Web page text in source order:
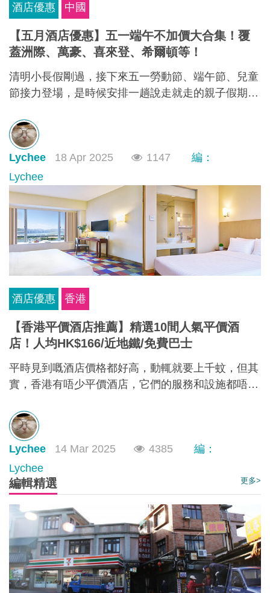
酒店優惠 中國
【五月酒店優惠】五一端午不加價大合集！覆
蓋洲際、萬豪、喜來登、希爾頓等！
清明小長假剛過，接下來五一勞動節、端午節、兒童
節接力登場，是時候安排一趟說走就走的親子假期
人潮，還能搶到「不加價」的高CP值親子酒店組
合，給孩子一份期待，也給自己一個喘口氣的機會。
我們為你蒐集了中國江浙一帶熱門的親子酒店資訊，
雖然部分「不加價」方案尚未全面上架，但只要掌握
好訂房時機，仍有機會撿到超值好康！
Lychee 18 Apr 2025 1147
編：
Lychee
酒店優惠 香港
【香港平價酒店推薦】精選10間人氣平價酒
店！人均HK$166/近地鐵/免費巴士
平時見到嘅酒店價格都好高，動輒就要上千蚊，但其
實，香港有唔少平價酒店，它們的服務和設施都唔比
人均每晚只需HK$166起，部分仲可以欣賞維港海
景，性價比極高！如果你有需要，不如一齊睇下有咩
香港平價酒店推薦啦~
Lychee 14 Mar 2025 4385
編：
Lychee
編輯精選 更多>